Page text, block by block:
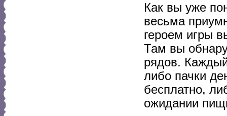
Как вы уже
весьма
героем игры
Там вы
рядов.
либо пачки
бесплатно,
ожидании